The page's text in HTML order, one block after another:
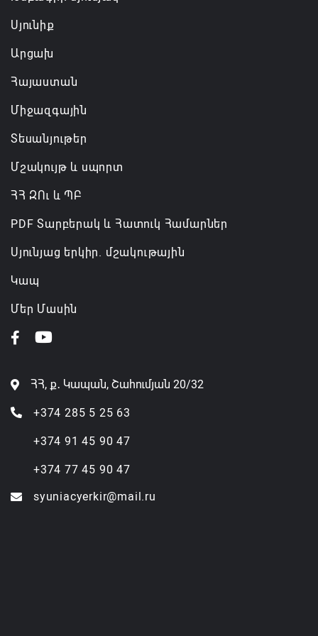
Սյունիք
Արցախ
Հայաստան
Միջազգային
Տեսանյութեր
Մշակույթ և սպորտ
ՀՀ ԶՈւ և ՊԲ
PDF Տարբերակ և Հատուկ Համարներ
Սյունյաց երկիր. մշակութային
Կապ
Մեր Մասին
ՀՀ, ք․ Կապան, Շահումյան 20/32
+374 285 5 25 63
+374 91 45 90 47
+374 77 45 90 47
syuniacyerkir@mail.ru